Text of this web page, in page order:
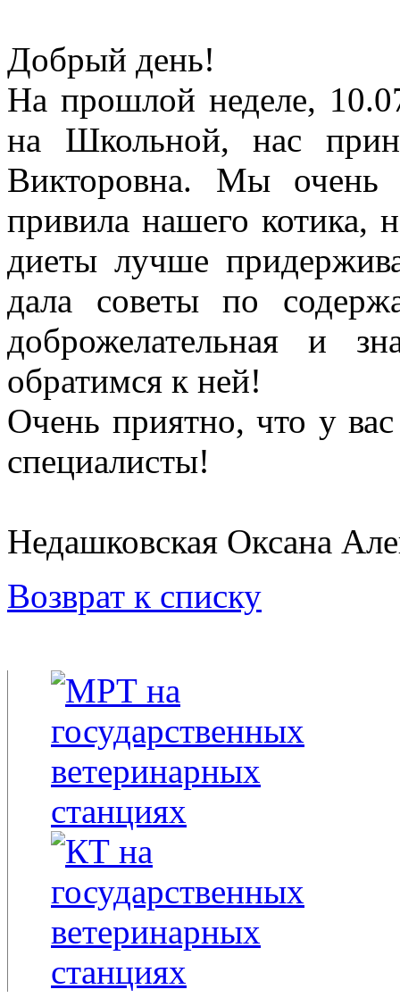
Добрый день!
На прошлой неделе,
на Школьной, нас
Викторовна. Мы очень
привила нашего котика,
диеты лучше
дала советы по
доброжелательная и
обратимся к ней!
Очень приятно, что у
специалисты!
Недашковская Оксана
Возврат к списку